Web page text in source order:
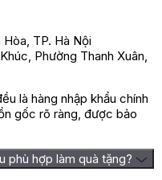
TP. Hà Nội
Phường Thanh Xuân,
là hàng nhập khẩu chính
gốc rõ ràng, được bảo
phù hợp làm quà tặng?